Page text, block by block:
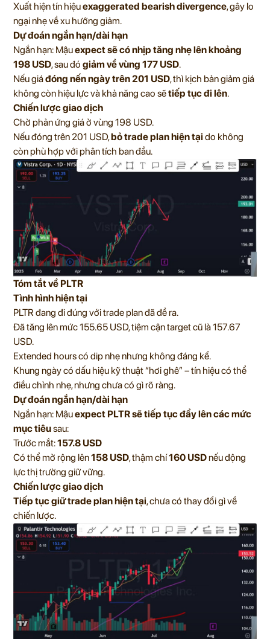
Xuất hiện tín hiệuexaggerated bearish divergence, gây lo
ngại nhẹ về xu hướng giảm.
Dự đoán ngắn hạn/dài hạn
Ngắn hạn: Mậuexpect sẽ có nhịp tăng nhẹ lên khoảng
198 USD, sau đó giảm về vùng 177 USD.
Nếu giáđóng nến ngày trên 201 USD, thì kịch bản giảm giá
không còn hiệu lực và khả năng cao sẽtiếp tục đi lên.
Chiến lược giao dịch
Chờ phản ứng giá ở vùng 198 USD.
Nếu đóng trên 201 USD,bỏ trade plan hiện tại do không
còn phù hợp với phân tích ban đầu.
Tóm tắt về PLTR
Tình hình hiện tại
PLTR đang đi đúng với trade plan đã đề ra.
Đã tăng lên mức 155.65 USD, tiệm cận target cũ là 157.67
USD.
Extended hours có dip nhẹ nhưng không đáng kể.
Khung ngày có dấu hiệu kỹ thuật “hơi ghê” – tín hiệu có thể
điều chỉnh nhẹ, nhưng chưa có gì rõ ràng.
Dự đoán ngắn hạn/dài hạn
Ngắn hạn: Mậuexpect PLTR sẽ tiếp tục đẩy lên các mức
mục tiêusau:
Trước mắt:157.8 USD
Có thể mở rộng lên158 USD, thậm chí160 USDnếu động
lực thị trường giữ vững.
Chiến lược giao dịch
Tiếp tục giữ trade plan hiện tại, chưa có thay đổi gì về
chiến lược.